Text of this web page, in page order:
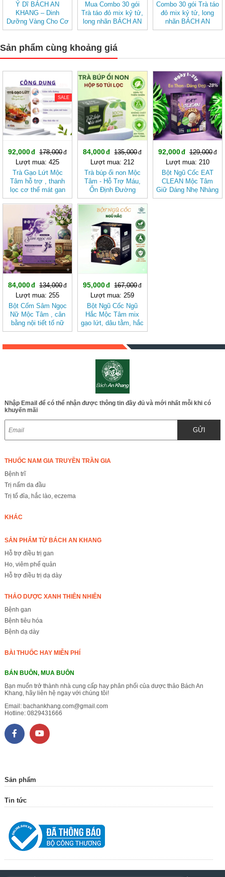
Ý Dĩ BÁCH AN
KHANG – Dinh
Dưỡng Vàng Cho Cơ
Thể Khỏe Mạnh
Mua Combo 30 gói
Trà táo đỏ mix kỷ tử,
long nhãn BÁCH AN
KHANG - Trà Thảo
Combo 30 gói Trà táo
đỏ mix kỷ tử, long
nhãn BÁCH AN
KHANG
Sản phẩm cùng khoảng giá
SALE
92,000
178,000
Lượt mua: 425
Trà Gạo Lứt Mộc
Tâm hỗ trợ , thanh
lọc cơ thể mát gan
-37%
84,000
135,000
Lượt mua: 212
Trà búp ổi non Mộc
Tâm - Hỗ Trợ Máu,
Ổn Định Đường
Huyết
-28%
92,000
129,000
Lượt mua: 210
Bột Ngũ Cốc EAT
CLEAN Mộc Tâm
Giữ Dáng Nhẹ Nhàng
Theo Cách Tự Nhiên
-37%
84,000
134,000
Lượt mua: 255
Bột Cốm Sâm Ngọc
Nữ Mộc Tâm , cân
bằng nội tiết tố nữ
95,000
167,000
Lượt mua: 259
Bột Ngũ Cốc Ngũ
Hắc Mộc Tâm mix
gạo lứt, dâu tằm, hắc
kỷ tử, mè đen, đậu
Nhập Email để có thể nhận được thông tin đầy đủ và mới nhất mỗi khi có
khuyến mãi
GỬI
THUỐC NAM GIA TRUYỀN TRẦN GIA
Bệnh trĩ
Trị nấm da đầu
Trị tổ đỉa, hắc lào, eczema
KHÁC
SẢN PHẨM TỪ BÁCH AN KHANG
Hỗ trợ điều trị gan
Ho, viêm phế quản
Hỗ trợ điều trị dạ dày
THẢO DƯỢC XANH THIÊN NHIÊN
Bệnh gan
Bệnh tiêu hóa
Bệnh dạ dày
BÀI THUỐC HAY MIỄN PHÍ
BÁN BUÔN, MUA BUÔN
Bạn muốn trở thành nhà cung cấp hay phân phối của dược thảo Bách An
Khang, hãy liên hệ ngay với chúng tôi!
Email: bachankhang.com@gmail.com
Hotline: 0829431666
Sản phẩm
Tin tức